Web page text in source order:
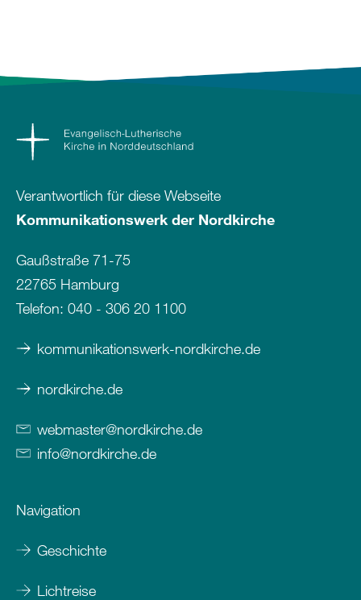
Verantwortlich für diese Webseite
Kommunikationswerk der Nordkirche
Gaußstraße 71-75
22765 Hamburg
Telefon: 040 - 306 20 1100
kommunikationswerk-nordkirche.de
nordkirche.de
webmaster@nordkirche.de
info@nordkirche.de
Navigation
Geschichte
Lichtreise